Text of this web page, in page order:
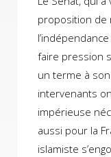
proposition de
faire pression
un terme à
intervenants
impérieuse
aussi pour la
islamiste